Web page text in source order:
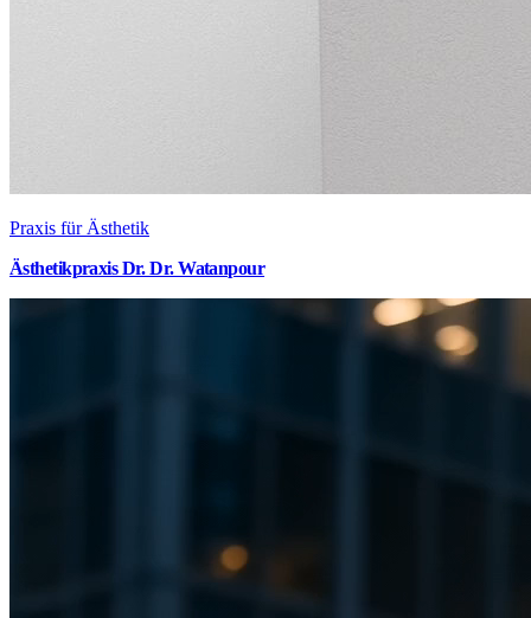
Praxis für Ästhetik
Ästhetikpraxis Dr. Dr. Watanpour